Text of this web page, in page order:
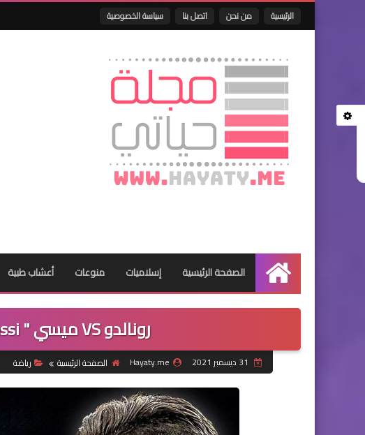
الرئيسية من نحن اتصل بنا سياسة الخصوصية
الرئيسية
الصفحة الرئيسية إسلاميات منوعات أعشاب طبية
رونالدو VS ميسي " Ronaldo Vs Messi "
Hayaty.me الصفحة الرئيسية رياضة